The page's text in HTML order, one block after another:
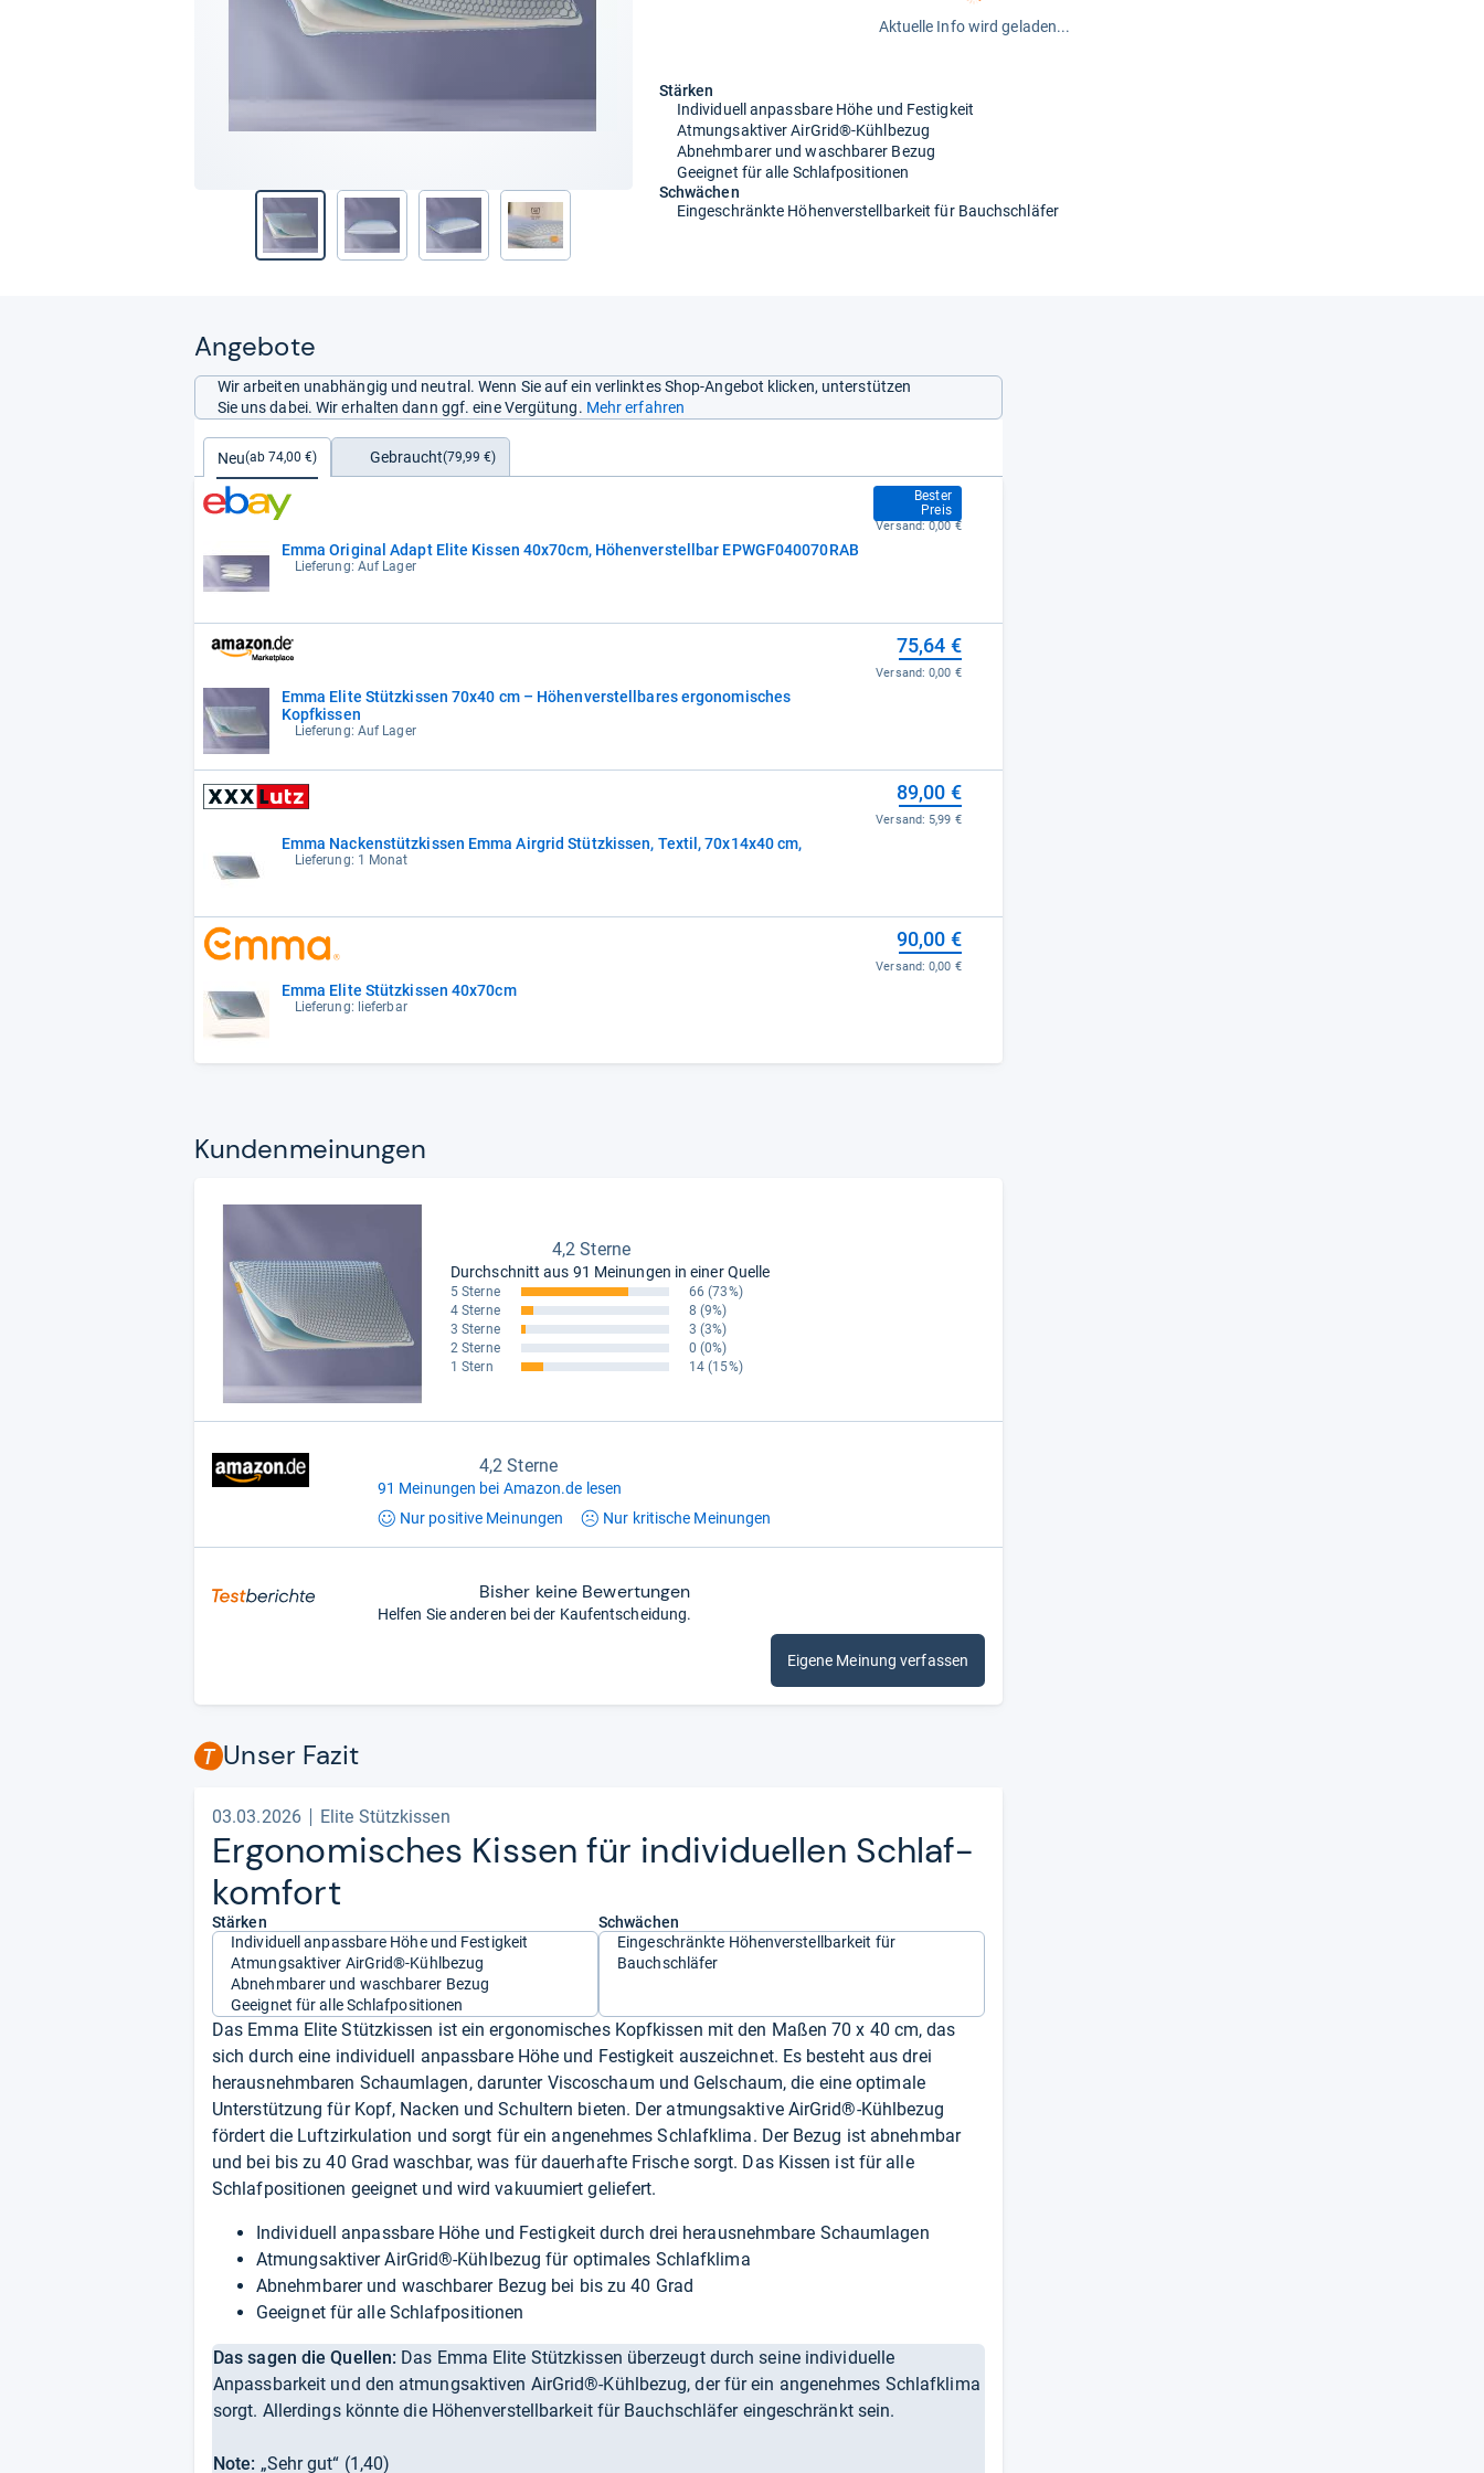
Aktuelle Info wird geladen...
Stärken
Individuell anpassbare Höhe und Festigkeit
Atmungsaktiver AirGrid®-Kühlbezug
Abnehmbarer und waschbarer Bezug
Geeignet für alle Schlafpositionen
Schwächen
Eingeschränkte Höhenverstellbarkeit für Bauchschläfer
Angebote
Wir arbeiten unabhängig und neutral. Wenn Sie auf ein verlinktes Shop-Angebot klicken, unterstützen
Sie uns dabei. Wir erhalten dann ggf. eine Vergütung. Mehr erfahren
Neu(ab 74,00 €) Gebraucht(79,99 €)
Emma Original Adapt Elite Kissen 40x70cm, Höhenverstellbar EPWGF040070RAB
Lieferung: Auf Lager
Bester
Preis
74,00 €
Versand:0,00 €
Emma Elite Stützkissen 70x40 cm – Höhenverstellbares ergonomisches
Kopfkissen
Lieferung: Auf Lager
75,64 €
Versand:0,00 €
Emma Nackenstützkissen Emma Airgrid Stützkissen, Textil, 70x14x40 cm,
Lieferung: 1 Monat
89,00 €
Versand: 5,99 €
Emma Elite Stützkissen 40x70cm
Lieferung: lieferbar
90,00 €
Versand:0,00 €
Kun­den­mei­nun­gen
4,2 Sterne
Durchschnitt aus 91 Meinungen in einer Quelle
5 Sterne 66 (73%)
4 Sterne
8 (9%)
3 Sterne
3 (3%)
2 Sterne
0 (0%)
1 Stern
14 (15%)
4,2 Sterne
91 Meinungen bei Amazon.de lesen
Nur positive Meinungen Nur kritische Meinungen
Bisher keine Bewertungen
Helfen Sie anderen bei der Kaufentscheidung.
Eigene Meinung verfassen
Unser Fazit
03.03.2026 Elite Stützkissen
Ergo­no­mi­sches Kis­sen für indi­vi­du­el­len Schlaf­
kom­fort
Stärken
Individuell anpassbare Höhe und Festigkeit
Atmungsaktiver AirGrid®-Kühlbezug
Abnehmbarer und waschbarer Bezug
Geeignet für alle Schlafpositionen
Schwächen
Eingeschränkte Höhenverstellbarkeit für
Bauchschläfer
Das Emma Elite Stützkissen ist ein ergonomisches Kopfkissen mit den Maßen 70 x 40 cm, das
sich durch eine individuell anpassbare Höhe und Festigkeit auszeichnet. Es besteht aus drei
herausnehmbaren Schaumlagen, darunter Viscoschaum und Gelschaum, die eine optimale
Unterstützung für Kopf, Nacken und Schultern bieten. Der atmungsaktive AirGrid®-Kühlbezug
fördert die Luftzirkulation und sorgt für ein angenehmes Schlafklima. Der Bezug ist abnehmbar
und bei bis zu 40 Grad waschbar, was für dauerhafte Frische sorgt. Das Kissen ist für alle
Schlafpositionen geeignet und wird vakuumiert geliefert.
Individuell anpassbare Höhe und Festigkeit durch drei herausnehmbare Schaumlagen
Atmungsaktiver AirGrid®-Kühlbezug für optimales Schlafklima
Abnehmbarer und waschbarer Bezug bei bis zu 40 Grad
Geeignet für alle Schlafpositionen
Das sagen die Quellen: Das Emma Elite Stützkissen überzeugt durch seine individuelle
Anpassbarkeit und den atmungsaktiven AirGrid®-Kühlbezug, der für ein angenehmes Schlafklima
sorgt. Allerdings könnte die Höhenverstellbarkeit für Bauchschläfer eingeschränkt sein.
Note: „Sehr gut“ (1,40)